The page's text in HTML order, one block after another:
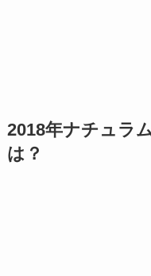
2018年ナチュラ
は？